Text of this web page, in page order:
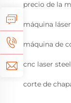
precio de la
máquina
máquina de
cnc laser
corte de